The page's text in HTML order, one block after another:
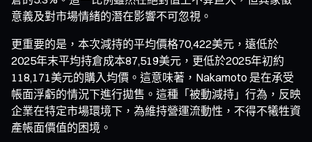
意義及對市場情緒的潛在影響不可忽視。
更重要的是，本次減持的平均價格70,422美元，遠低於
2025年末平均持倉成本87,519美元，更低於2025年初約
118,171美元的購入均價。這意味著，Nakamoto 是在承受
帳面浮虧的情況下進行拋售。這種「被動減持」行為，反映
企業在特定市場環境下，為維持營運流動性，不得不犧牲資
產帳面價值的困境。